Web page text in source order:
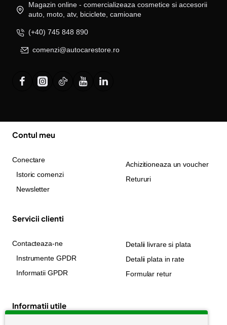
Magazin online - comercializeaza cosmetice si accesorii
auto, moto, atv, biciclete, camioane
(+40) 745 848 890
comenzi@autocarestore.ro
Contul meu
Conectare
Istoric comenzi
Newsletter
Achizitioneaza un voucher
Retururi
Servicii clienti
Contacteaza-ne
Instrumente GPDR
Informatii GPDR
Detalii livrare si plata
Detalii plata in rate
Formular retur
Informatii utile